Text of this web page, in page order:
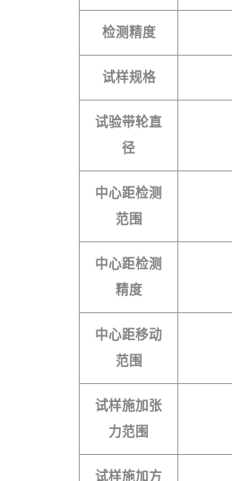
检测精度
试样规格
试验带轮直
径
中心距检测
范围
中心距检测
精度
中心距移动
范围
试样施加张
力范围
试样施加方